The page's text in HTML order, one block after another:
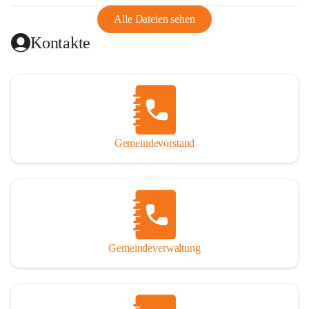
Aus diesem Grund war die Bevölkerung dazu gezwungen,
Schmuggel zu betreiben. Es kam oft zu nächtlichen
Überfällen und Schießereien. Erst mit dem Anschluss des
wirtschaftlich ging es bergauf. Dieser Aufschwung endete
1926. Es folgten Arbeitslosigkeit, Preissteigerung und
Unanbringlichkeit von Produkten. Daher wurde der
Anschluss an das Deutsche Reich begrüßt. Als der Zweite
Weltkrieg ausbrach, schwang die Stimmung um. Es starben
26 Männer an der Front, weitere 16 werden vermisst.
Von 1971 bis 1991 gehörte Wörterberg zur Gemeinde
Ollersdorf. Durch den Einsatz von mehreren Ortsansässigen
wurde Wörterberg 1991 wieder eine eigenständige
Die Gemeinde liegt im Südburgenland im Nordwesten des
Alle Dateien sehen
Kontakte
Gemeindevorstand
Gemeindeverwaltung